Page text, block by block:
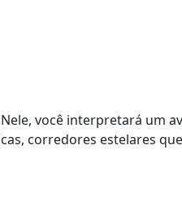
Nele, você interpretará
corredores estelares